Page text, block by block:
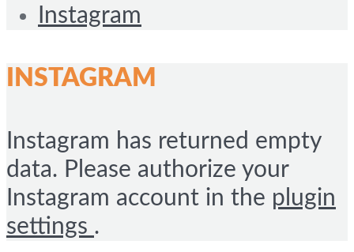
Instagram
INSTAGRAM
Instagram has returned empty
data. Please authorize your
Instagram account in the plugin
settings .